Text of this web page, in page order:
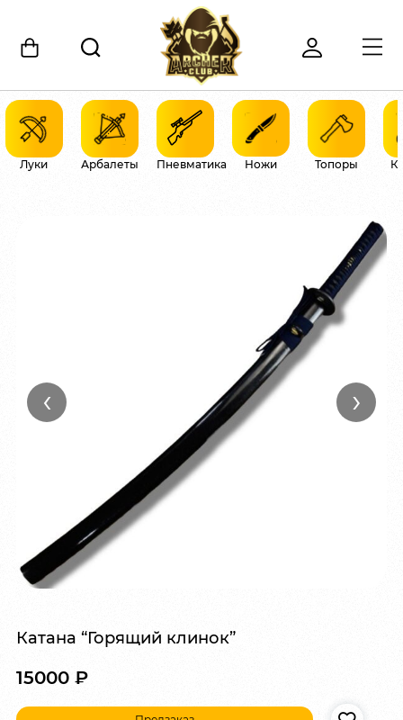
Луки Арбалеты Пневматика Ножи Топоры
‹ ›
Катана “Горящий клинок”
15000 ₽